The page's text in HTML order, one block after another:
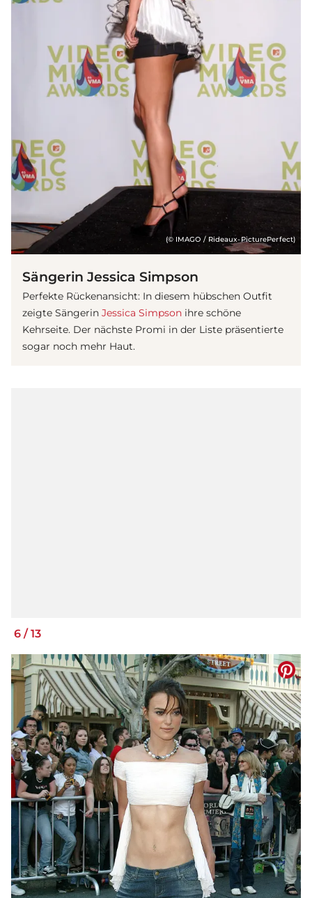
(© IMAGO / Rideaux-PicturePerfect)
Sängerin Jessica Simpson
Perfekte Rückenansicht: In diesem hübschen Outfit
zeigte Sängerin Jessica Simpson ihre schöne
Kehrseite. Der nächste Promi in der Liste präsentierte
sogar noch mehr Haut.
6 / 13